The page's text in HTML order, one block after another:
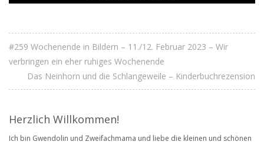
#259 Wochenende in Bildern – 11./12. Februar 2023 – Wir
verbringen ein eher ruhiges Wochenende
Das Neinhorn und die Schlangeweile – Kinderbuchrezension
Herzlich Willkommen!
Ich bin Gwendolin und Zweifachmama und liebe die kleinen und schönen